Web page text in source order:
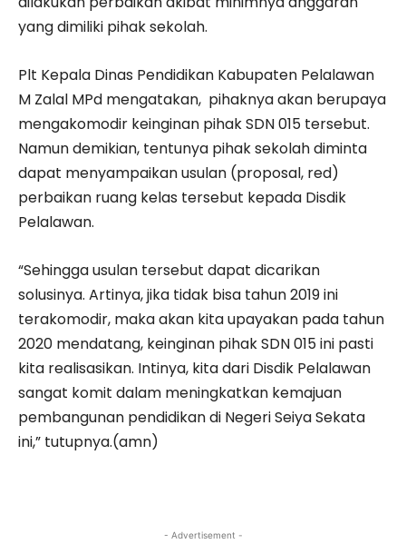
yang dimiliki pihak sekolah.
Plt Kepala Dinas Pendidikan Kabupaten Pelalawan
M Zalal MPd mengatakan, pihaknya akan berupaya
mengakomodir keinginan pihak SDN 015 tersebut.
Namun demikian, tentunya pihak sekolah diminta
dapat menyampaikan usulan (proposal, red)
perbaikan ruang kelas tersebut kepada Disdik
Pelalawan.
“Sehingga usulan tersebut dapat dicarikan
solusinya. Artinya, jika tidak bisa tahun 2019 ini
terakomodir, maka akan kita upayakan pada tahun
2020 mendatang, keinginan pihak SDN 015 ini pasti
kita realisasikan. Intinya, kita dari Disdik Pelalawan
sangat komit dalam meningkatkan kemajuan
pembangunan pendidikan di Negeri Seiya Sekata
ini,” tutupnya.(amn)
- Advertisement -